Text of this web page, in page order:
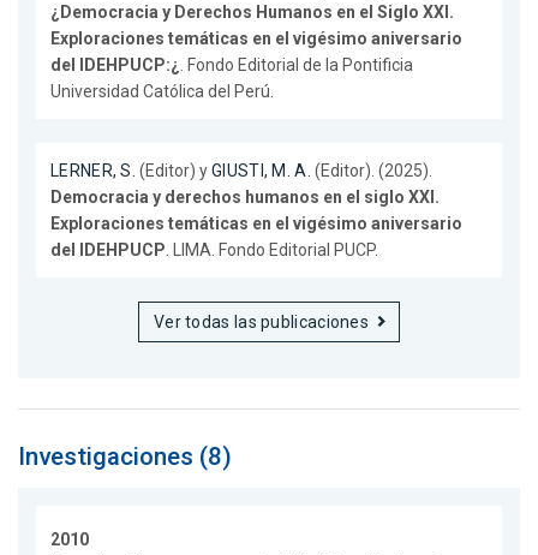
¿Democracia y Derechos Humanos en el Siglo XXI.
Exploraciones temáticas en el vigésimo aniversario
del IDEHPUCP:¿
. Fondo Editorial de la Pontificia
Universidad Católica del Perú.
LERNER, S. (Editor) yGIUSTI, M. A. (Editor). (2025).
Democracia y derechos humanos en el siglo XXI.
Exploraciones temáticas en el vigésimo aniversario
del IDEHPUCP . LIMA. Fondo Editorial PUCP.
Ver todas las publicaciones
Investigaciones (8)
2010